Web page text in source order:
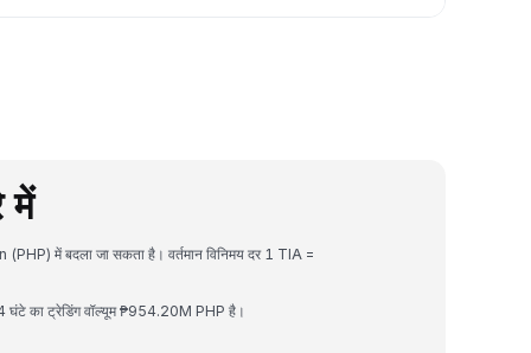
में
में बदला जा सकता है। वर्तमान विनिमय दर 1 TIA =
का ट्रेडिंग वॉल्यूम ₱954.20M PHP है।